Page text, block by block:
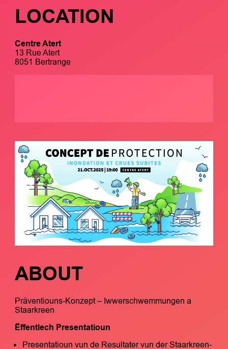
LOCATION
Centre Atert
13 Rue Atert
8051 Bertrange
ABOUT
Präventiouns-Konzept – Iwwerschwemmungen a
Staarkreen
Ëffentlech Presentatioun
Presentatioun vun de Resultater vun der Staarkreen-